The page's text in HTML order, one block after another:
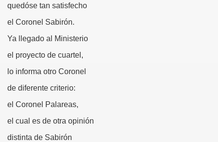
quedóse tan satisfecho
el Coronel Sabirón.
Ya llegado al Ministerio
el proyecto de cuartel,
lo informa otro Coronel
de diferente criterio:
el Coronel Palareas,
el cual es de otra opinión
distinta de Sabirón
Blanco)
Siglo XVII, Anónimo)
de Favara (Josep Bernat i Baldoví, en valencià)